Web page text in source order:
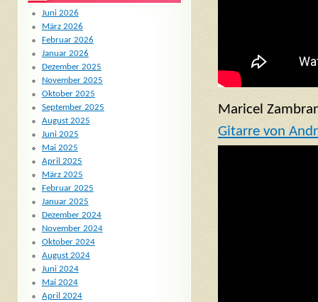
Maricel
Gitarre von
Juni 2026
März 2026
Februar 2026
Januar 2026
Dezember 2025
November 2025
Oktober 2025
September 2025
August 2025
Juni 2025
Mai 2025
April 2025
März 2025
Februar 2025
Januar 2025
Dezember 2024
November 2024
Oktober 2024
August 2024
Juni 2024
Mai 2024
April 2024